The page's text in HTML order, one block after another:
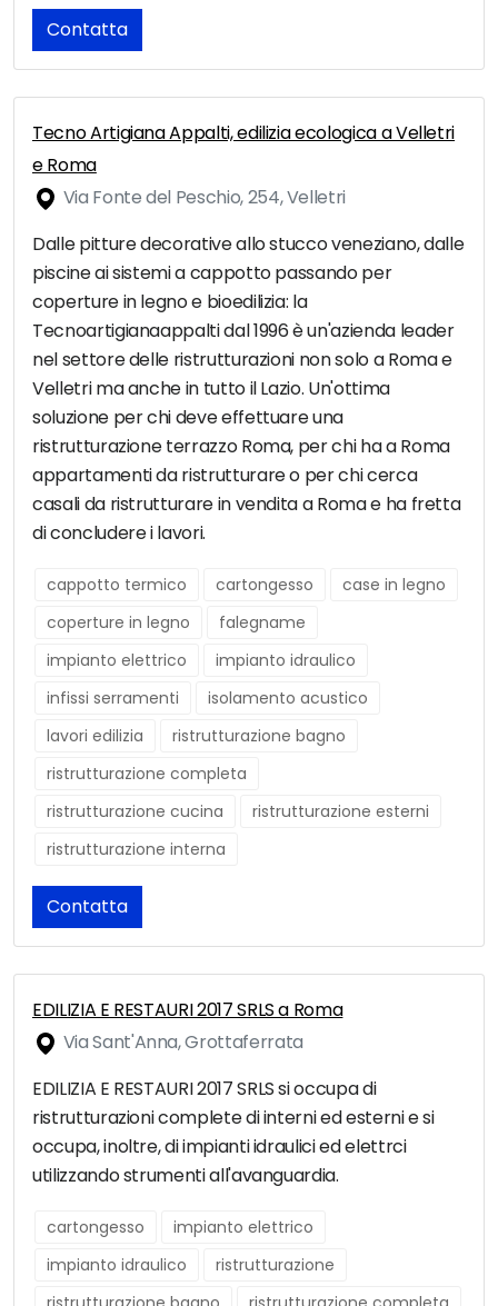
Contatta
Tecno Artigiana Appalti, edilizia ecologica a Velletri
e Roma
Via Fonte del Peschio, 254, Velletri
Dalle pitture decorative allo stucco veneziano, dalle
piscine ai sistemi a cappotto passando per
coperture in legno e bioedilizia: la
Tecnoartigianaappalti dal 1996 è un'azienda leader
nel settore delle ristrutturazioni non solo a Roma e
Velletri ma anche in tutto il Lazio. Un'ottima
soluzione per chi deve effettuare una
ristrutturazione terrazzo Roma, per chi ha a Roma
appartamenti da ristrutturare o per chi cerca
casali da ristrutturare in vendita a Roma e ha fretta
di concludere i lavori.
cappotto termico cartongesso
case in legno
coperture in legno
falegname
impianto elettrico
impianto idraulico
infissi serramenti
isolamento acustico
lavori edilizia
ristrutturazione bagno
ristrutturazione completa
ristrutturazione cucina
ristrutturazione esterni
ristrutturazione interna
Contatta
EDILIZIA E RESTAURI 2017 SRLS a Roma
Via Sant'Anna, Grottaferrata
EDILIZIA E RESTAURI 2017 SRLS si occupa di
ristrutturazioni complete di interni ed esterni e si
occupa, inoltre, di impianti idraulici ed elettrci
utilizzando strumenti all'avanguardia.
cartongesso
impianto elettrico
impianto idraulico
ristrutturazione